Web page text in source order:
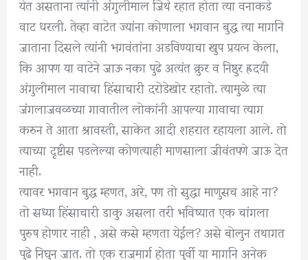
वाट धरली. तेव्हा वाटेत ज्यांना कोणाला भगवान बुद्ध त्या मार्गाने
जाताना दिसले त्यांनी भगवंतांना अडविण्याचा खुप प्रयत्न केला,
कि आपण या वाटेने जाऊ नका पुढे अत्यंत क्रुर व निष्ठुर ह्रदयी
अंगुलीमाल नावाचा हिंसाचारी दरोडेखोर रहातो. त्यामुळे त्या
जंगलाजवळच्या गावातील लोकांनी आपल्या गावाचा त्याग
करुन ते आता श्रावस्ती, साकेत आदी शहरात रहायला आले. तो
त्याच्या दृष्टीस पडलेल्या कोणत्याही माणसाला जीवंतपणे जाऊ देत
नाही.
त्यावर भगवान बुद्ध म्हणत, अरे, पण तो सुद्धा माणुसच आहे ना?
तो सध्या हिंसाचारी डाकु असला तरी भविष्यात एक चांगला
पुरुष होणार नाही , असे कसे म्हणता येईल? असे बोलुन तथागत
पुढे निघुन जात. तो एक राजमार्ग होता पुर्वी या मार्गाने अनेक